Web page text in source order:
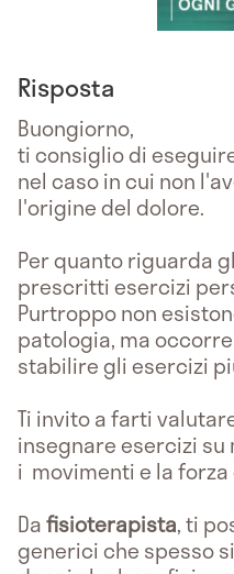
Risposta
Buongiorno,
ti consiglio di
nel caso in cui non
l'origine del dolore.
Per quanto riguarda
prescritti esercizi
Purtroppo non
patologia, ma
stabilire gli esercizi
Ti invito a farti
insegnare esercizi
i movimenti e la forza
Dafisioterapista, ti
generici che spesso